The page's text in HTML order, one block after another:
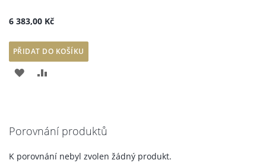
6 383,00 Kč
PŘIDAT DO KOŠÍKU
PŘIDAT
Porovnání produktů
K porovnání nebyl zvolen žádný produkt.